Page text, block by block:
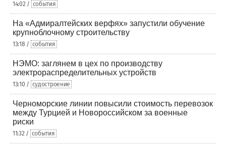
14:02 / события
На «Адмиралтейских верфях» запустили обучение
крупноблочному строительству
13:18 / события
НЭМО: заглянем в цех по производству
электрораспределительных устройств
13:10 / судостроение
Черноморские линии повысили стоимость перевозок
между Турцией и Новороссийском за военные
риски
11:32 / события